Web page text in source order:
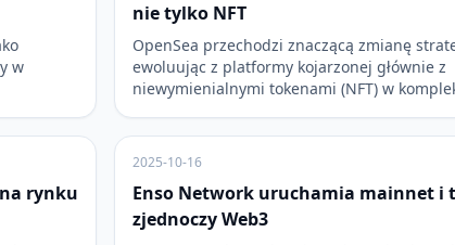
w
nie tylko NFT
OpenSea przechodzi znaczącą zmianę
ewoluując z platformy kojarzonej głównie z
niewymienialnymi tokenami (NFT) w
rynku
2025-10-16
Enso Network uruchamia mainnet i
zjednoczy Web3